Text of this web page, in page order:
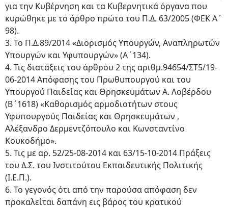
για την Κυβέρνηση και τα Κυβερνητικά όργανα που
κυρώθηκε με το άρθρο πρώτο του Π.Δ. 63/2005 (ΦΕΚ Α΄
98).
3. Το Π.Δ.89/2014 «Διορισμός Υπουργών, Αναπληρωτών
Υπουργών και Υφυπουργών» (Α΄134).
4. Τις διατάξεις του άρθρου 2 της αριθμ.94654/ΣΤ5/19-
06-2014 Απόφασης του Πρωθυπουργού και του
Υπουργού Παιδείας και Θρησκευμάτων Α. Λοβέρδου
(Β΄1618) «Καθορισμός αρμοδιοτήτων στους
Υφυπουργούς Παιδείας και Θρησκευμάτων ,
Αλέξανδρο Δερμεντζόπουλο και Κωνσταντίνο
Κουκοδήμο».
5. Τις με αρ. 52/25-08-2014 και 63/15-10-2014 Πράξεις
του Δ.Σ. του Ινστιτούτου Εκπαιδευτικής Πολιτικής
(Ι.Ε.Π.).
6. Το γεγονός ότι από την παρούσα απόφαση δεν
προκαλείται δαπάνη εις βάρος του κρατικού